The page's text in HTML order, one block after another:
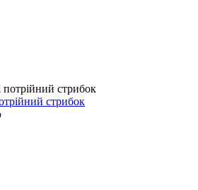
стрибок